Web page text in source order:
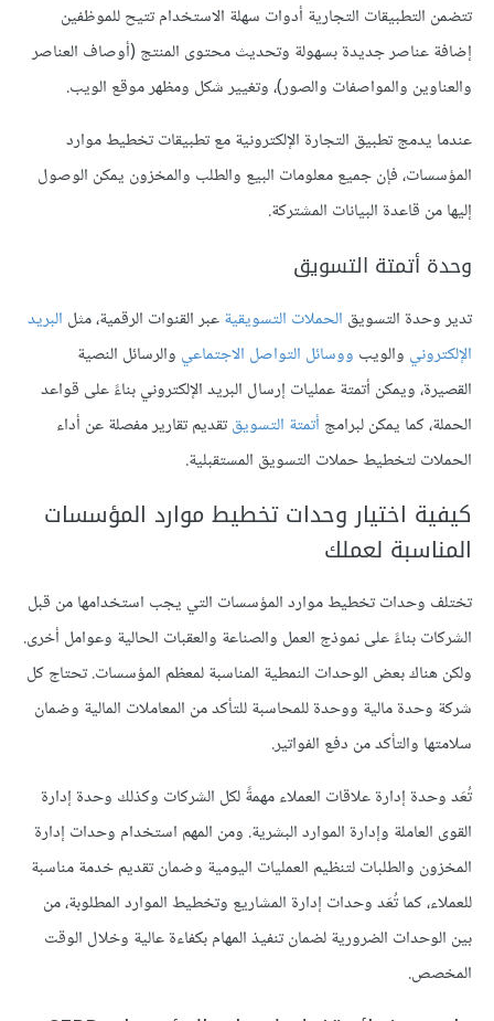
تتضمن التطبيقات التجارية أدوات سهلة الاستخدام تتيح للموظفين
إضافة عناصر جديدة بسهولة وتحديث محتوى المنتج (أوصاف العناصر
والعناوين والمواصفات والصور)، وتغيير شكل ومظهر موقع الويب.
عندما يدمج تطبيق التجارة الإلكترونية مع تطبيقات تخطيط موارد
المؤسسات، فإن جميع معلومات البيع والطلب والمخزون يمكن الوصول
إليها من قاعدة البيانات المشتركة.
وحدة أتمتة التسويق
تدير وحدة التسويق الحملات التسويقيةعبر القنوات الرقمية، مثل البريد
الإلكتروني والويب ووسائل التواصل الاجتماعي والرسائل النصية
القصيرة، ويمكن أتمتة عمليات إرسال البريد الإلكتروني بناءً على قواعد
الحملة، كما يمكن لبرامج أتمتة التسويقتقديم تقارير مفصلة عن أداء
الحملات لتخطيط حملات التسويق المستقبلية.
كيفية اختيار وحدات تخطيط موارد المؤسسات
المناسبة لعملك
تختلف وحدات تخطيط موارد المؤسسات التي يجب استخدامها من قبل
الشركات بناءً على نموذج العمل والصناعة والعقبات الحالية وعوامل أخرى.
ولكن هناك بعض الوحدات النمطية المناسبة لمعظم المؤسسات. تحتاج كل
شركة وحدة مالية ووحدة للمحاسبة للتأكد من المعاملات المالية وضمان
سلامتها والتأكد من دفع الفواتير.
تُعَد وحدة إدارة علاقات العملاء مهمةً لكل الشركات وكذلك وحدة إدارة
القوى العاملة وإدارة الموارد البشرية. ومن المهم استخدام وحدات إدارة
المخزون والطلبات لتنظيم العمليات اليومية وضمان تقديم خدمة مناسبة
للعملاء، كما تُعَد وحدات إدارة المشاريع وتخطيط الموارد المطلوبة، من
بين الوحدات الضرورية لضمان تنفيذ المهام بكفاءة عالية وخلال الوقت
المخصص.